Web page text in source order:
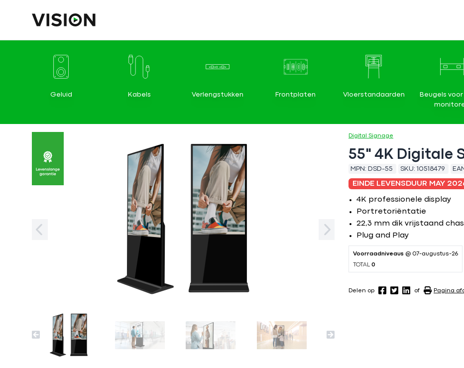
Geluid Kabels Verlengstukken Frontplaten Vloerstandaarden
Beugels
Digital Signage
55" 4K Digitale
MPN: DSD-55 SKU: 10518479
EINDE LEVENSDUUR MAY
4K professionele display
Portretoriëntatie
22,3 mm dik vrijstaand
Plug and Play
Voorraadniveaus @ 07-augustus-26
TOTAL 0
Delen op of Pagina